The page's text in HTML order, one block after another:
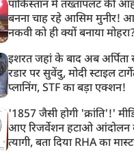
पाकिस्तान में तख्तापलट की
बनना चाह रहे आसिम मुनीर!
नकवी को ही क्यों बनाया
इशरत जहां के बाद अब
रडार पर सुवेंदु, मोदी स्टाइल
प्लानिंग, STF का बड़ा एक्शन!
'1857 जैसी होगी 'क्रांति'!'
आए रिजर्वेशन हटाओ आंदोलन
त्यागी, बता दिया RHA का